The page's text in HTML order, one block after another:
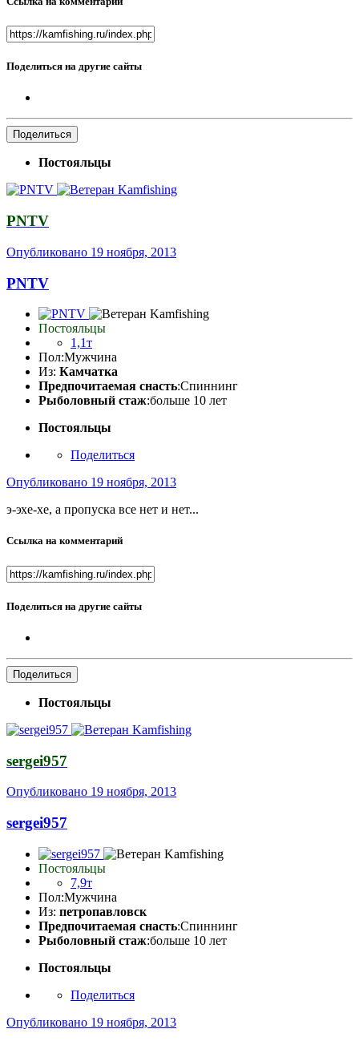
Поделиться на другие сайты
Поделиться
Постояльцы
PNTV
Опубликовано 19 ноября, 2013
PNTV
Постояльцы
1,1т
Пол:Мужчина
Из: Камчатка
Предпочитаемая снасть:Спиннинг
Рыболовный стаж:больше 10 лет
Постояльцы
Поделиться
Опубликовано 19 ноября, 2013
э-эхе-хе, а пропуска все нет и нет...
Ссылка на комментарий
Поделиться на другие сайты
Поделиться
Постояльцы
sergei957
Опубликовано 19 ноября, 2013
sergei957
Постояльцы
7,9т
Пол:Мужчина
Из: петропавловск
Предпочитаемая снасть:Спиннинг
Рыболовный стаж:больше 10 лет
Постояльцы
Поделиться
Опубликовано 19 ноября, 2013